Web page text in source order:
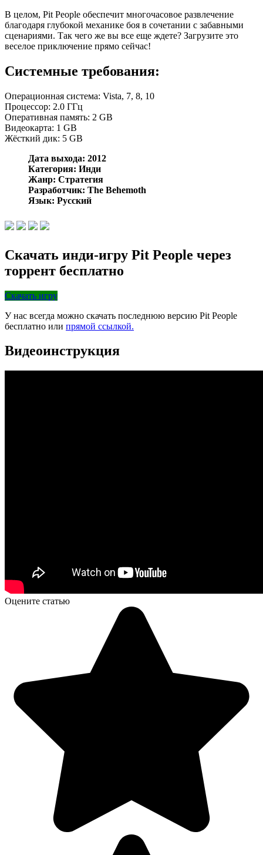
В целом, Pit People обеспечит многочасовое развлечение
благодаря глубокой механике боя в сочетании с забавными
сценариями. Так чего же вы все еще ждете? Загрузите это
веселое приключение прямо сейчас!
Системные требования:
Операционная система: Vista, 7, 8, 10
Процессор: 2.0 ГГц
Оперативная память: 2 GB
Видеокарта: 1 GB
Жёсткий дик: 5 GB
Дата выхода: 2012
Категория: Инди
Жанр: Стратегия
Разработчик: The Behemoth
Язык: Русский
Скачать инди-игру Pit People через
торрент бесплатно
Скачать игру
У нас всегда можно скачать последнюю версию Pit People
бесплатно или прямой ссылкой.
Видеоинструкция
Оцените статью